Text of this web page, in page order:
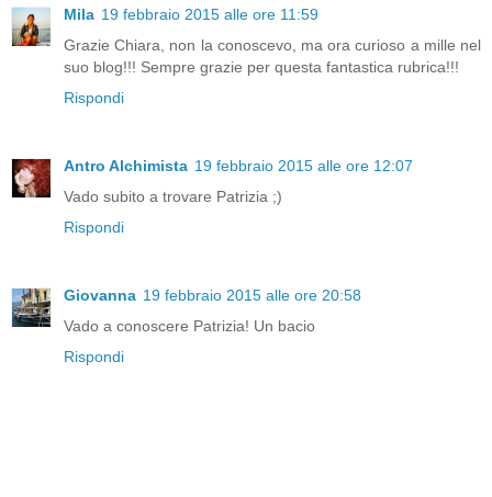
Mila 19 febbraio 2015 alle ore 11:59
Grazie Chiara, non la conoscevo, ma ora curioso a mille nel
suo blog!!! Sempre grazie per questa fantastica rubrica!!!
Rispondi
Antro Alchimista 19 febbraio 2015 alle ore 12:07
Vado subito a trovare Patrizia ;)
Rispondi
Giovanna 19 febbraio 2015 alle ore 20:58
Vado a conoscere Patrizia! Un bacio
Rispondi